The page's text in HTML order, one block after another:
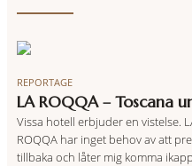
REPORTAGE
LA ROQQA – Toscana
Vissa hotell erbjuder en vistelse.
ROQQA har inget behov av att
tillbaka och låter mig komma